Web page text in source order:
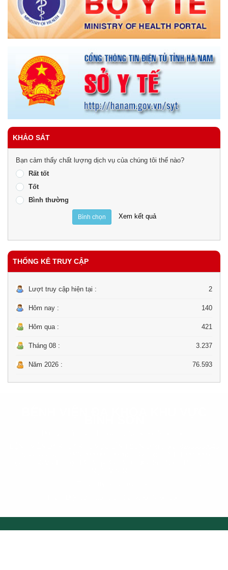
KHẢO SÁT
Bạn cảm thấy chất lượng dịch vụ của chúng tôi thế nào?
Rất tốt
Tốt
Bình thường
Bình chọn Xem kết quả
THỐNG KÊ TRUY CẬP
Lượt truy cập hiện tại : 2
Hôm nay : 140
Hôm qua : 421
Tháng 08 : 3.237
Năm 2026 : 76.593